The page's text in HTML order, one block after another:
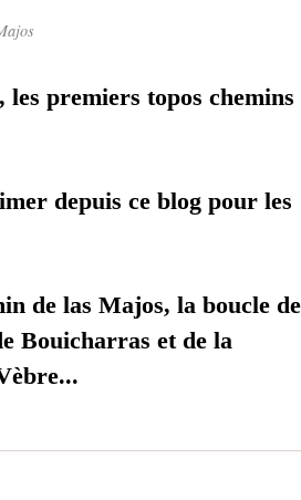
premiers topos chemins
depuis ce blog pour les
de las Majos, la boucle
Bouicharras et de la